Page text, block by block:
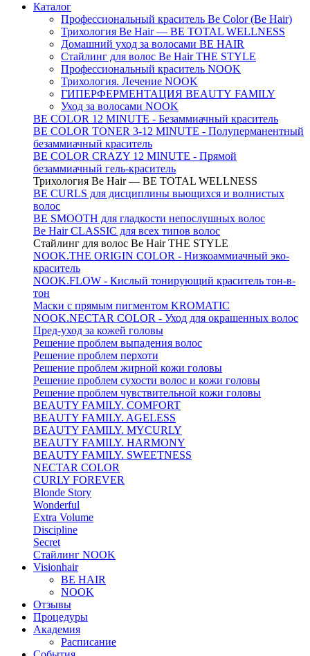
Каталог
Профессиональный краситель Be Color (Be Hair)
Трихология Be Hair — BE TOTAL WELLNESS
Домашний уход за волосами BE HAIR
Стайлинг для волос Be Hair THE STYLE
Профессиональный краситель NOOK
Трихология. Лечение NOOK
ГИПЕРФЕРМЕНТАЦИЯ BEAUTY FAMILY
Уход за волосами NOOK
BE COLOR 12 MINUTE - Безаммиачный краситель
BE COLOR TONER 3-12 MINUTE - Полуперманентный
безаммиачный краситель
BE COLOR CRAZY 12 MINUTE - Прямой
безаммиачный гель-краситель
Трихология Be Hair — BE TOTAL WELLNESS
BE CURLS для дисциплины вьющихся и волнистых
волос
BE SMOOTH для гладкости непослушных волос
Be Hair CLASSIC для всех типов волос
Стайлинг для волос Be Hair THE STYLE
NOOK.THE ORIGIN COLOR - Низкоаммиачный эко-
краситель
NOOK.FLOW - Кислый тонирующий краситель тон-в-
тон
Маски с прямым пигментом KROMATIC
NOOK.NECTAR COLOR - Уход для окрашенных волос
Пред-уход за кожей головы
Решение проблем выпадения волос
Решение проблем перхоти
Решение проблем жирной кожи головы
Решение проблем сухости волос и кожи головы
Решение проблем чувствительной кожи головы
BEAUTY FAMILY. COMFORT
BEAUTY FAMILY. AGELESS
BEAUTY FAMILY. MYCURLY
BEAUTY FAMILY. HARMONY
BEAUTY FAMILY. SWEETNESS
NECTAR COLOR
CURLY FOREVER
Blonde Story
Wonderful
Extra Volume
Discipline
Secret
Стайлинг NOOK
Visionhair
BE HAIR
NOOK
Отзывы
Процедуры
Академия
Расписание